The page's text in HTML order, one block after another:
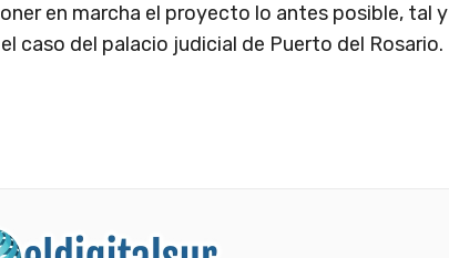
en marcha el proyecto lo antes posible, tal y
caso del palacio judicial de Puerto del Rosario.